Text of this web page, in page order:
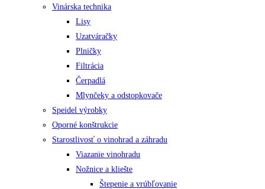
Vinárska technika
Lisy
Uzatváračky
Plničky
Filtrácia
Čerpadlá
Mlynčeky a odstopkovače
Speidel výrobky
Oporné konštrukcie
Starostlivosť o vinohrad a záhradu
Viazanie vinohradu
Nožnice a kliešte
Štepenie a vrúbľovanie